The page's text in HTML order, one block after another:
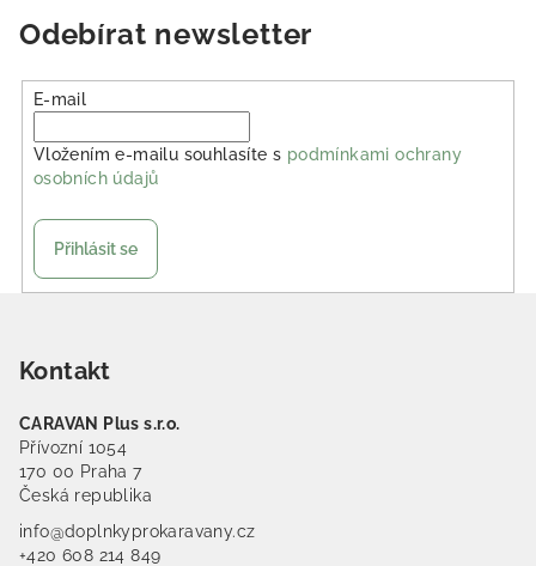
Odebírat newsletter
E-mail
Vložením e-mailu souhlasíte s podmínkami ochrany
osobních údajů
Přihlásit se
Kontakt
CARAVAN Plus s.r.o.
Přívozní 1054
170 00 Praha 7
Česká republika
info@doplnkyprokaravany.cz
+420 608 214 849